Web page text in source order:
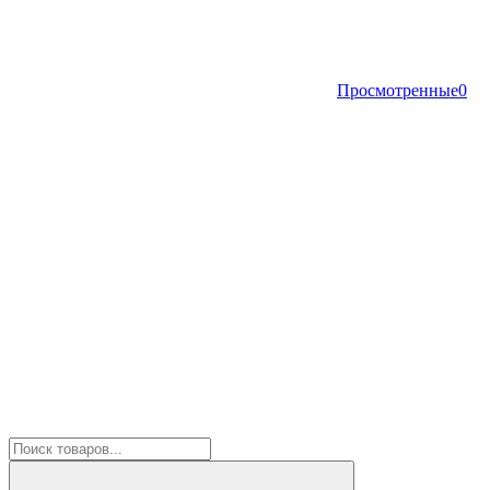
Просмотренные0